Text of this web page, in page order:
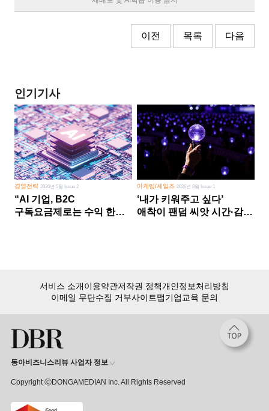
이전 목록 다음
인기기사
경영전략 2026년 5월 Issue 2
“AI 기업, B2C
구독요금제로는 수익 한계
마케팅/세일즈 2026년 8월 Issue 1
‘내가 키워주고 싶다’
애착이 팬덤 씨앗 시간·감정
서비스 소개이용약관저작권 정책개인정보처리방침
이메일 무단수집 거부사이트맵기업교육 문의
동아비즈니스리뷰 사업자 정보
Copyright ⒸDONGAMEDIAN Inc. All Rights Reserved